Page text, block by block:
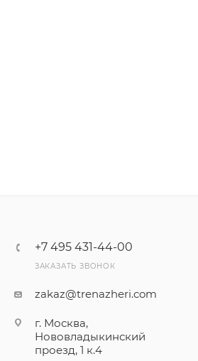
+7 495 431-44-00
ЗАКАЗАТЬ ЗВОНОК
zakaz@trenazheri.com
г. Москва,
Нововладыкинский
проезд, 1 к.4